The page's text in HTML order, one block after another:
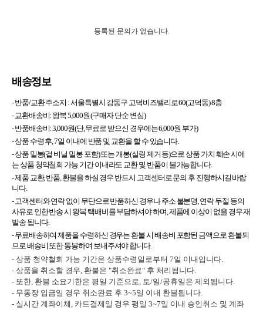
등록된 문의가 없습니다.
배송정보
- 반품/교환 주소지 :서울특별시 강동구 고덕비즈밸리로 60(고덕동) 8층
- 교환배송비: 왕복 5,000원 (구매자 단순 변심)
- 반품배송비: 3,000원(단, 무료로 받으신 경우에는 6,000원 부가)
- 상품 수령 후, 7일 이내에 반품 및 교환을 할 수 있습니다.
- 상품 밀봉(겉 비닐 밀봉 포함) 또는 개봉(실링 제거 등)으로 상품 가치 훼손 시에
는 상품 청약철회 가능 기간 이내라도 교환 및 반품이 불가능합니다.
- 제품 교환, 반품, 환불을 하실 경우 반드시 고객센터로 문의 후 진행하시길 바랍
니다.
- 고객센터와 연락 없이 무단으로 반품하신 경우나 주소 불분명, 연락 두절 등의
사유로 인한 반송 시 왕복 택배비를 부담하셔야 하며, 제품에 이상이 없을 경우 재
발송 됩니다.
- 무료배송하여 제품을 수령하신 경우는 환불 시 배송비 포함된 금액으로 환불되
므로 배송비 또한 동봉하여 보내주셔야 합니다.
- 상품 청약철회 가능 기간은 상품수령일로부터 7일 이내입니다.
- 상품을 취소할 경우, 환불은 "취소완료" 후 처리됩니다.
- 또한, 환불 소요기한은 평일 기준으로, 토/일/공휴일은 제외됩니다.
- 무통장 입금일 경우 취소완료 후 3~5일 이내 환불됩니다.
- 실시간 계좌이체, 카드결제일 경우 평일 3~7일 이내 승인취소 및 계좌